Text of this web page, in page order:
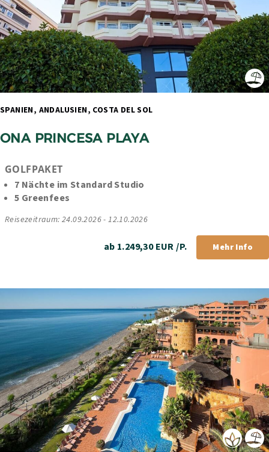
ONA PRINCESA PLAYA
GOLFPAKET
7 Nächte im Standard Studio
5 Greenfees
Reisezeitraum: 24.09.2026 - 12.10.2026
ab 1.249,30 EUR /P. Mehr Info